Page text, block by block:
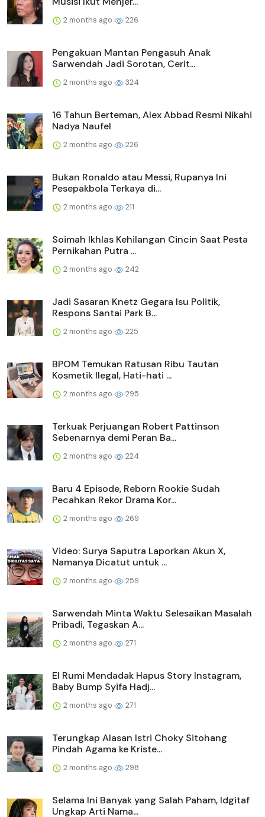
2 months ago 226
Pengakuan Mantan Pengasuh Anak
Sarwendah Jadi Sorotan, Cerit...
2 months ago 324
16 Tahun Berteman, Alex Abbad Resmi Nikahi
Nadya Naufel
2 months ago 226
Bukan Ronaldo atau Messi, Rupanya Ini
Pesepakbola Terkaya di...
2 months ago 211
Soimah Ikhlas Kehilangan Cincin Saat Pesta
Pernikahan Putra ...
2 months ago 242
Jadi Sasaran Knetz Gegara Isu Politik,
Respons Santai Park B...
2 months ago 225
BPOM Temukan Ratusan Ribu Tautan
Kosmetik Ilegal, Hati-hati ...
2 months ago 295
Terkuak Perjuangan Robert Pattinson
Sebenarnya demi Peran Ba...
2 months ago 224
Baru 4 Episode, Reborn Rookie Sudah
Pecahkan Rekor Drama Kor...
2 months ago 269
Video: Surya Saputra Laporkan Akun X,
Namanya Dicatut untuk ...
2 months ago 259
Sarwendah Minta Waktu Selesaikan Masalah
Pribadi, Tegaskan A...
2 months ago 271
El Rumi Mendadak Hapus Story Instagram,
Baby Bump Syifa Hadj...
2 months ago 271
Terungkap Alasan Istri Choky Sitohang
Pindah Agama ke Kriste...
2 months ago 298
Selama Ini Banyak yang Salah Paham, Idgitaf
Ungkap Arti Nama...